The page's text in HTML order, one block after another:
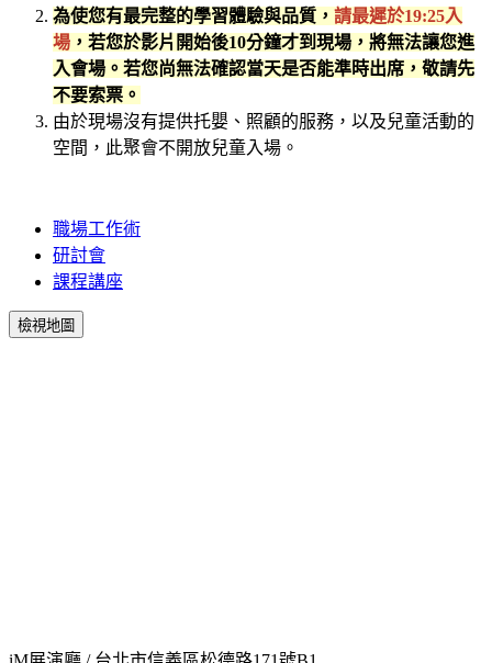
為使您有最完整的學習體驗與品質， 請最遲於19:25入
場 ，若您於影片開始後10分鐘才到現場，將無法讓您進
入會場。若您尚無法確認當天是否能準時出席，敬請先
不要索票。
由於現場沒有提供托嬰、照顧的服務，以及兒童活動的
空間，此聚會不開放兒童入場。
職場工作術
研討會
課程講座
檢視地圖